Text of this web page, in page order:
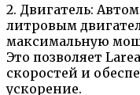
2. Двигатель:
литровым
максимальную
Это позволяет
скоростей и
ускорение.